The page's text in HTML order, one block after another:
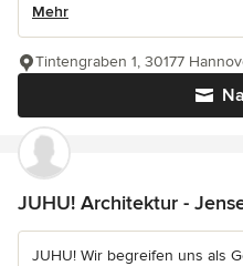
Mehr
Tintengraben 1, 30177
JUHU! Architektur -
JUHU! Wir begreifen uns als